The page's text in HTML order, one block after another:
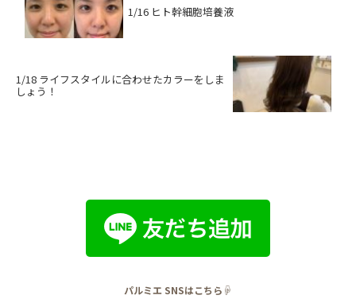
1/16 ヒト幹細胞培養液
1/18 ライフスタイルに合わせたカラーをしま
しょう！
パルミエ SNSはこちら☟